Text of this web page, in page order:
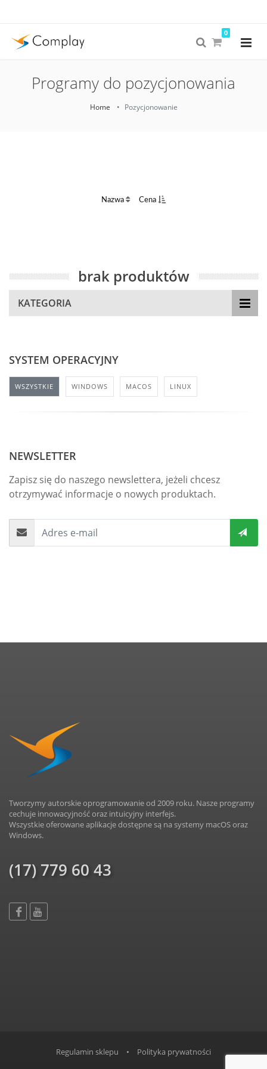
0
Programy do pozycjonowania
Home Pozycjonowanie
Nazwa Cena
brak produktów
KATEGORIA
SYSTEM OPERACYJNY
WSZYSTKIE WINDOWS MACOS LINUX
NEWSLETTER
Zapisz się do naszego newslettera, jeżeli chcesz
otrzymywać informacje o nowych produktach.
Tworzymy autorskie oprogramowanie od 2009 roku. Nasze programy
cechuje innowacyjność oraz intuicyjny interfejs.
Wszystkie oferowane aplikacje dostępne są na systemy macOS oraz
Windows.
(17) 779 60 43
Regulamin sklepu • Polityka prywatności